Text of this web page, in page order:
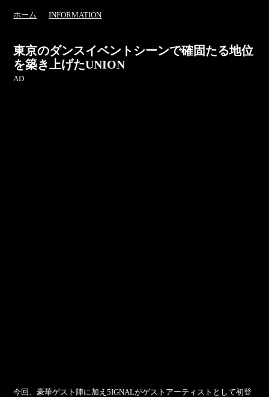
ホーム INFORMATION
東京のダンスイベントシーンで確固たる地位
を築き上げたUNION
AD
今回、豪華ゲスト陣に加え5IGNALがゲストアーティストとして初登